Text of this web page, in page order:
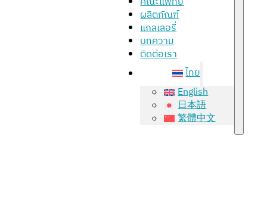
ผลิตภัณฑ์
แกลเลอรี่
บทความ
ติดต่อเรา
ไทย
English
日本語
繁體中文